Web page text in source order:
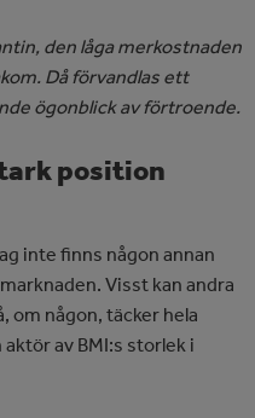
den låga merkostnaden
Då förvandlas ett
ögonblick av förtroende.
position
inte finns någon annan
Visst kan andra
om någon, täcker hela
av BMI:s storlek i